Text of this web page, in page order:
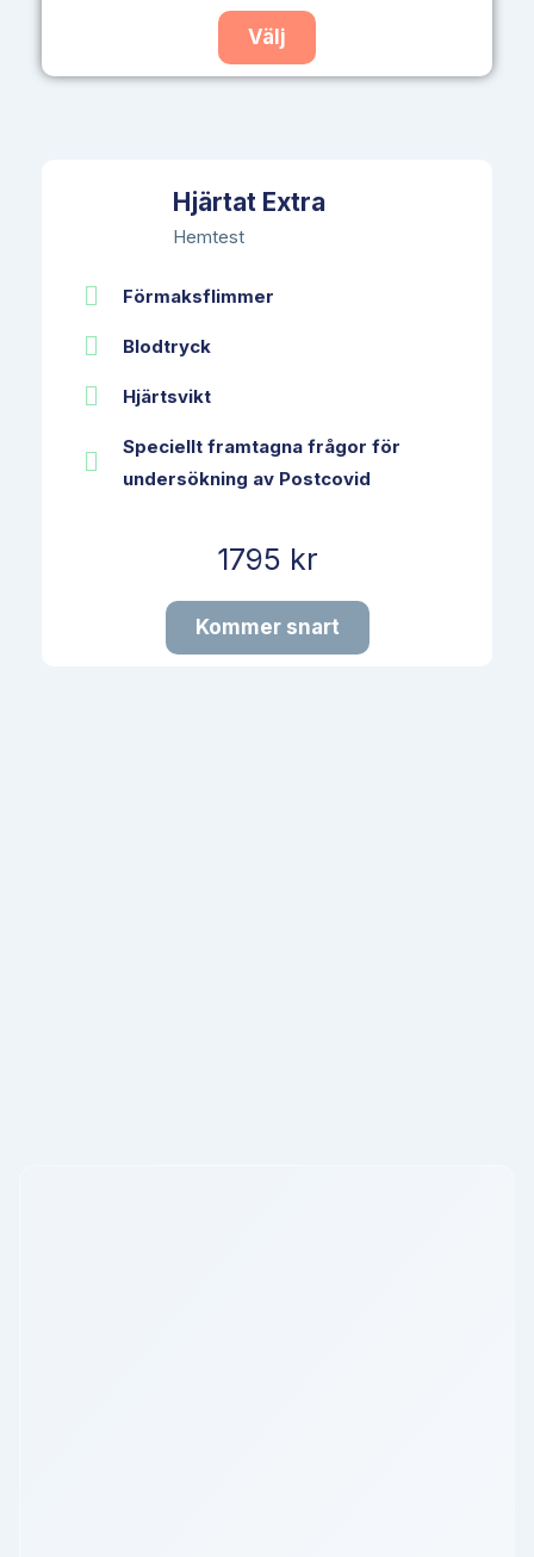
Välj
Hjärtat Extra
Hemtest
Förmaksflimmer
Blodtryck
Hjärtsvikt
Speciellt framtagna frågor för
undersökning av Postcovid
1795 kr
Kommer snart